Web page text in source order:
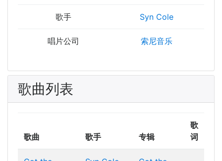
歌手 Syn Cole
唱片公司 索尼音乐
歌曲列表
歌曲 歌手 专辑
歌
词